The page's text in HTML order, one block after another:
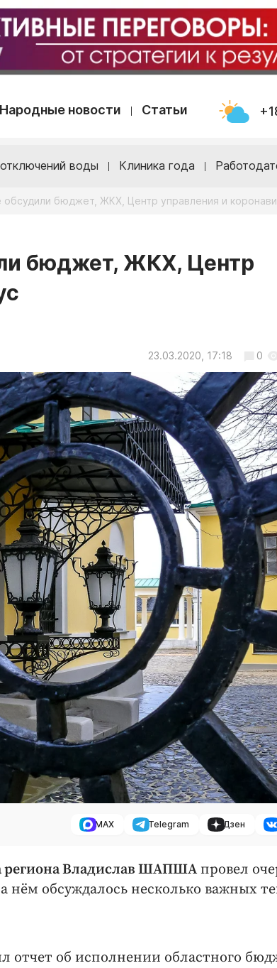
Народные новости Статьи
воды Клиника года
обсудили бюджет, ЖКХ, Центр управления и
бюджет, ЖКХ, Центр
23.03.2020, 17:18 0
MAX Telegram Дзен
региона Владислав ШАПШАпровел
нём обсуждалось несколько важных
отчет об исполнении областного